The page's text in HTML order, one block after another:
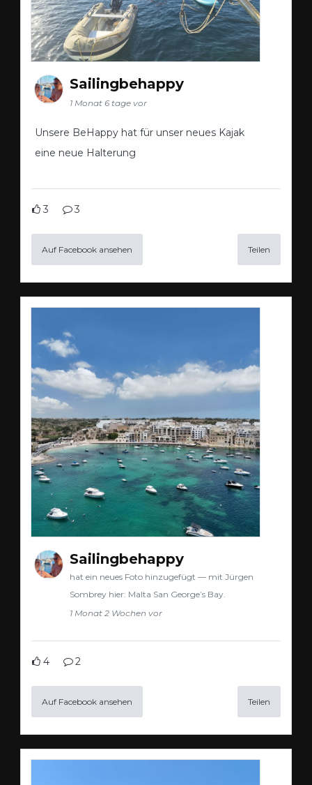
Sailingbehappy
1 Monat 6 tage vor
Unsere BeHappy hat für unser neues Kajak
eine neue Halterung
3 3
Auf Facebook ansehen Teilen
Sailingbehappy
hat ein neues Foto hinzugefügt — mit Jürgen
Sombrey hier: Malta San George’s Bay.
1 Monat 2 Wochen vor
4 2
Auf Facebook ansehen Teilen